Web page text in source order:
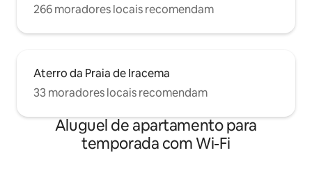
266 moradores locais recomendam
Aterro da Praia de Iracema
33 moradores locais recomendam
Aluguel de apartamento para
temporada com Wi-Fi